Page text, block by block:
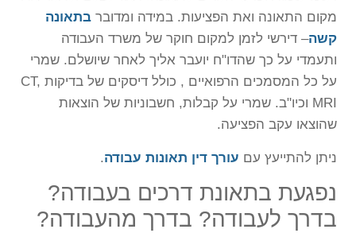
מקום התאונה ואת הפציעות. במידה ומדובר בתאונה
קשה– דירשי לזמן למקום חוקר של משרד העבודה
ותעמדי על כך שהדו"ח יועבר אליך לאחר שיושלם. שמרי
על כל המסמכים הרפואיים , כולל דיסקים של בדיקות CT,
MRI וכיו"ב. שמרי על קבלות, חשבוניות של הוצאות
שהוצאו עקב הפציעה.
ניתן להתייעץ עם עורך דין תאונות עבודה.
נפגעת בתאונת דרכים בעבודה?
בדרך לעבודה? בדרך מהעבודה?